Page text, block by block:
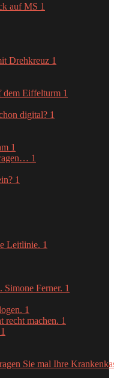
auf MS 1
Drehkreuz 1
dem Eiffelturm 1
digital? 1
1
1
1
Leitlinie. 1
Simone Ferner. 1
1
recht machen. 1
1
Sie mal Ihre